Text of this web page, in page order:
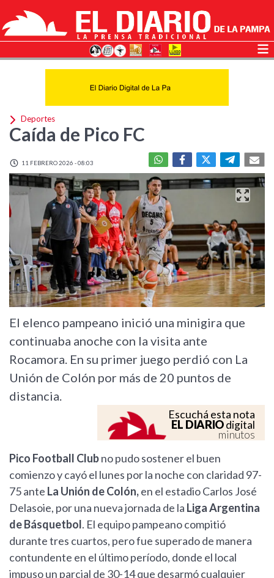
Deportes
Caída de Pico FC
11 FEBRERO 2026 - 08:03
El elenco pampeano inició una minigira que
continuaba anoche con la visita ante
Rocamora. En su primer juego perdió con La
Unión de Colón por más de 20 puntos de
distancia.
Escuchá esta nota
EL DIARIOdigital
minutos
Pico Football Clubno pudo sostener el buen
comienzo y cayó el lunes por la noche con claridad 97-
75 ante La Unión de Colón,en el estadio Carlos José
Delasoie, por una nueva jornada de la Liga Argentina
de Básquetbol. El equipo pampeano compitió
durante tres cuartos, pero fue superado de manera
contundente en el último período, donde el local
impuso un parcial de 30-14 que desarmó cualquier